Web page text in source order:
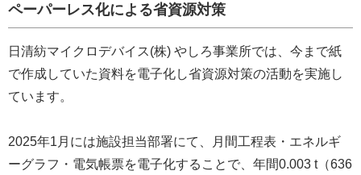
ペーパーレス化による省資源対策
日清紡マイクロデバイス(株) やしろ事業所では、今まで紙
で作成していた資料を電子化し省資源対策の活動を実施し
ています。
2025年1月には施設担当部署にて、月間工程表・エネルギ
ーグラフ・電気帳票を電子化することで、年間0.003 t（636